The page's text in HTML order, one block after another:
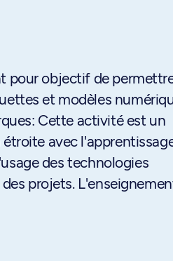
pour objectif de
et modèles
Cette activité est un
avec
des technologies
projets.